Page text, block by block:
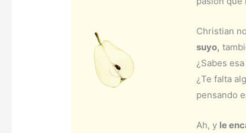
Christian
suyo,
¿Sabes
¿Te falta
pensando
Ah, y le